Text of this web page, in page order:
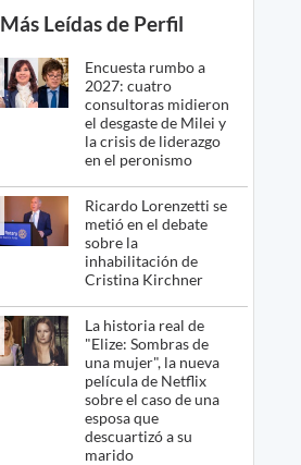
Más Leídas de Perfil
Encuesta rumbo a
2027: cuatro
consultoras midieron
el desgaste de Milei y
la crisis de liderazgo
en el peronismo
Ricardo Lorenzetti se
metió en el debate
sobre la
inhabilitación de
Cristina Kirchner
La historia real de
"Elize: Sombras de
una mujer", la nueva
película de Netflix
sobre el caso de una
esposa que
descuartizó a su
marido